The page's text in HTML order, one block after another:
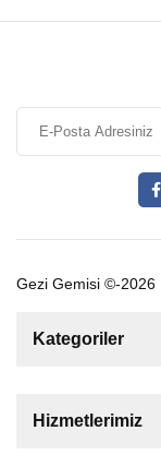
Gezi Gemisi ©-2026
Kategoriler
Tekne
Hizmetlerimiz